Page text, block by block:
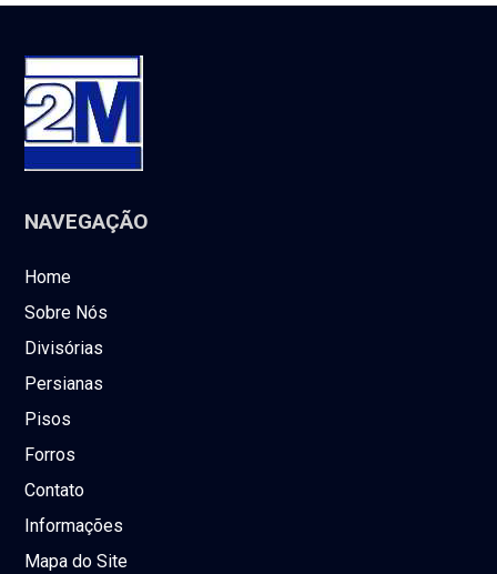
NAVEGAÇÃO
Home
Sobre Nós
Divisórias
Persianas
Pisos
Forros
Contato
Informações
Mapa do Site